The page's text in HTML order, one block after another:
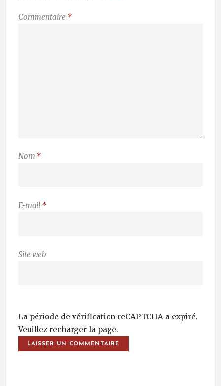
Commentaire *
Nom *
E-mail *
Site web
La période de vérification reCAPTCHA a expiré.
Veuillez recharger la page.